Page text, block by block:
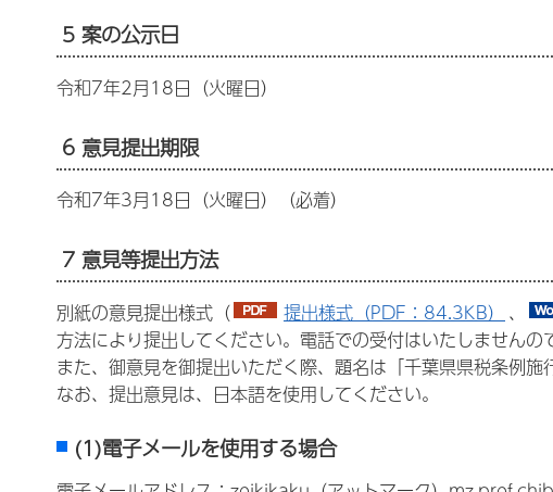
5 案の公示日
令和7年2月18日（火曜日）
6 意見提出期限
令和7年3月18日（火曜日）（必着）
7 意見等提出方法
別紙の意見提出様式（ 提出様式（PDF：84.3KB） 、
方法により提出してください。電話での受付はいたしませんの
また、御意見を御提出いただく際、題名は「千葉県県税条例
なお、提出意見は、日本語を使用してください。
(1)電子メールを使用する場合